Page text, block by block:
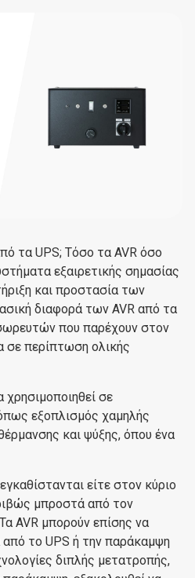
τα UPS; Τόσο τα AVR όσο
εξαιρετικής σημασίας
και προστασία των
διαφορά των AVR από τα
που παρέχουν στον
σε περίπτωση ολικής
χρησιμοποιηθεί σε
εξοπλισμός χαμηλής
και ψύξης, όπου ένα
είτε στον κύριο
μπροστά από τον
AVR μπορούν επίσης να
το UPS ή την παράκαμψη
διπλής μετατροπής,